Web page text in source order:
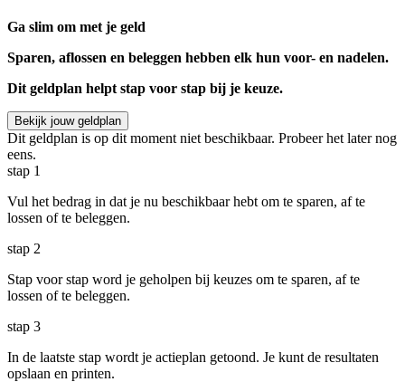
Ga slim om met je geld
Sparen, aflossen en beleggen hebben elk hun voor- en nadelen.
Dit geldplan helpt stap voor stap bij je keuze.
Bekijk jouw geldplan
Dit geldplan is op dit moment niet beschikbaar. Probeer het later nog
eens.
stap 1
Vul het bedrag in dat je nu beschikbaar hebt om te sparen, af te
lossen of te beleggen.
stap 2
Stap voor stap word je geholpen bij keuzes om te sparen, af te
lossen of te beleggen.
stap 3
In de laatste stap wordt je actieplan getoond. Je kunt de resultaten
opslaan en printen.